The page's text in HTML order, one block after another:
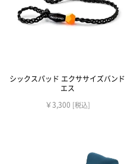
シックスパッド エクササイズバンド
エス
￥3,300 [税込]